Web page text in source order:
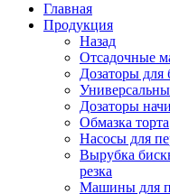
Главная
Продукция
Назад
Отсадочные
Дозаторы для
Дозаторы
Обмазка торта
Насосы для
Вырубка
резка
Машины для